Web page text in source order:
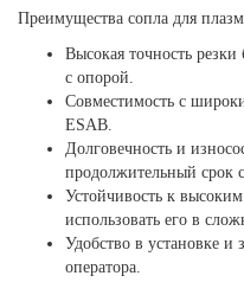
Преимущества сопла для
Высокая точность
с опорой.
Совместимость с
ESAB.
Долговечность и
продолжительный срок
Устойчивость к
использовать его в
Удобство в установке и
оператора.